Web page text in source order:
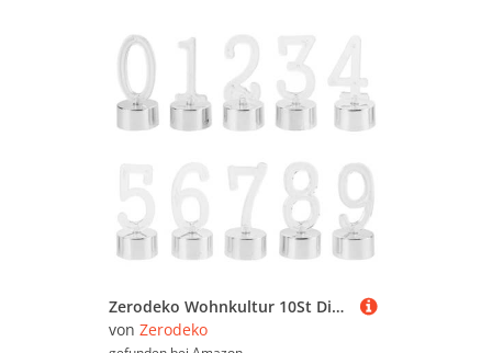
Zerodeko Wohnkultur 10St Digitales Kerzenlicht Nachtlicht flackern kerzen kindergeburtstag Geburtstagskerzen für Kinder Zylinder Hochzeitsdekoration LED-Lampe Flammenlose Lichter Rose
von Zerodeko